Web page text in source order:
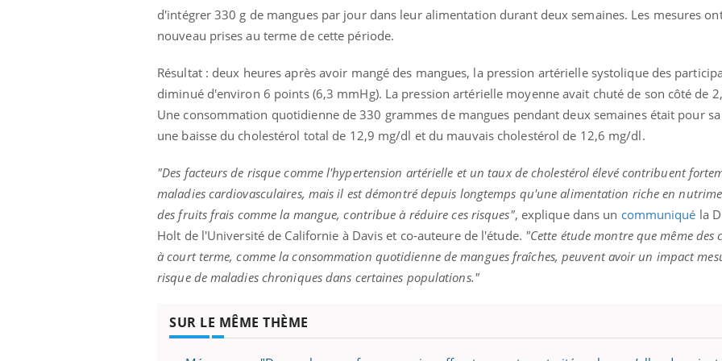
d'intégrer 330 g de mangues par jour dans leur alimentation durant deux semaines. Les mesures
nouveau prises au terme de cette période.
Résultat : deux heures après avoir mangé des mangues, la pression artérielle systolique des
diminué d'environ 6 points (6,3 mmHg). La pression artérielle moyenne avait chuté de son côté de
Une consommation quotidienne de 330 grammes de mangues pendant deux semaines était pour
une baisse du cholestérol total de 12,9 mg/dl et du mauvais cholestérol de 12,6 mg/dl.
"Des facteurs de risque comme l'hypertension artérielle et un taux de cholestérol élevé contribuent
maladies cardiovasculaires, mais il est démontré depuis longtemps qu'une alimentation riche en
des fruits frais comme la mangue, contribue à réduire ces risques", explique dans un communiqué la
Holt de l'Université de Californie à Davis et co-auteure de l'étude. "Cette étude montre que même des
à court terme, comme la consommation quotidienne de mangues fraîches, peuvent avoir un impact
risque de maladies chroniques dans certaines populations."
SUR LE MÊME THÈME
défis, mais ...
santé : l'utilisation d'un « jumeau
numérique » permet ...